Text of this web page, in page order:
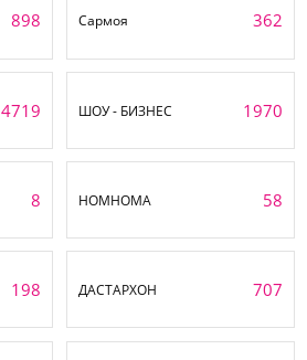
898 Сармоя 362
4719 ШОУ - БИЗНЕС 1970
8 НОМНОМА 58
198 ДАСТАРХОН 707